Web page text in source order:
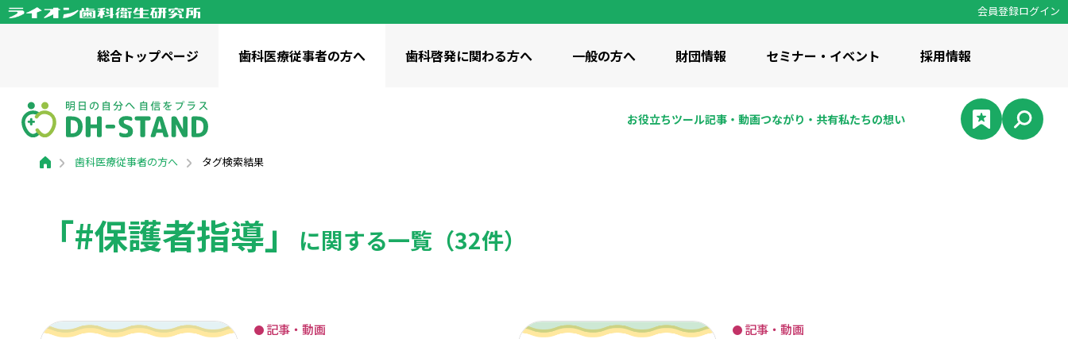
会員登録ログイン
総合トップページ 歯科医療従事者の方へ
歯科医療従事者の方へトップページ
お役立ちツール
歯科啓発に関わる方へ
歯科啓発に関わる方へトップページ
お役立ちツール ダウンロード
一般の方へ
一般の方へトップページ
幼児向け / 知識・コラム
成人向け / 知識・コラム
歯と口の健康研究室 かみかみゴクゴク体操 歯みがき 100年物語
財団情報
財団情報トップページ
ライオン歯科衛生研究所について
事業・財務資料 ライオン歯科衛生研究所の沿革
セミナー・イベント 採用情報
お役立ちツール記事・ 動画つながり・ 共有私たちの想い
歯科医療従事者の方へ タグ検索結果
「#保護者指導」 に関する一覧（32件）
記事・動画 記事・動画